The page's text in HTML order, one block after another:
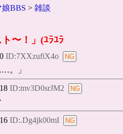
娘BBS > 雑談
〜！」(ﾕﾗﾕﾗ
ID:7XXzufiX4o
。」
ID:mv3D0srJM2
ID:.Dg4jk00mI